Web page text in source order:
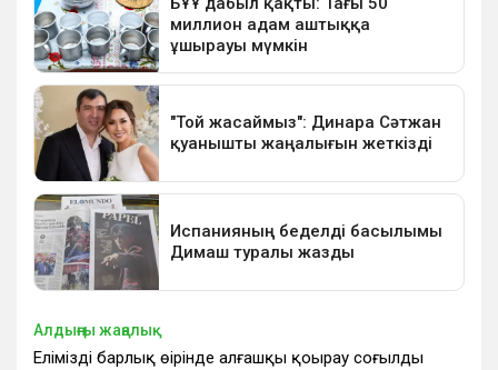
Алдыңғы жаңалық
Еліміздің барлық өңірінде алғашқы қоңырау соғылды